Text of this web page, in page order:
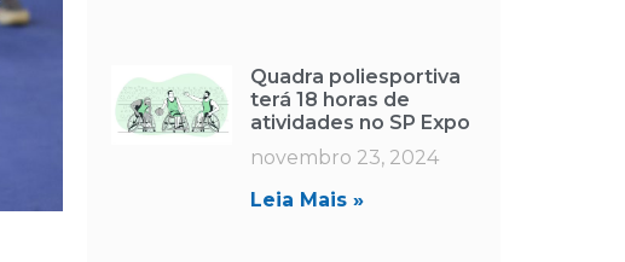
Quadra poliesportiva
terá 18 horas de
atividades no SP Expo
novembro 23, 2024
Leia Mais »